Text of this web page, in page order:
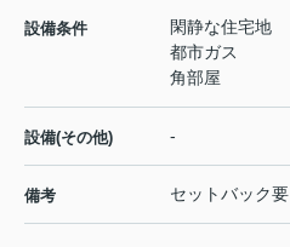
設備条件
閑静な住宅地
都市ガス
角部屋
設備(その他) -
備考 セットバック要